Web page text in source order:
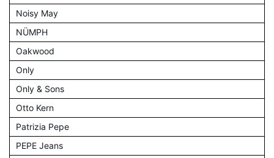
Noisy May
NÜMPH
Oakwood
Only
Only & Sons
Otto Kern
Patrizia Pepe
PEPE Jeans